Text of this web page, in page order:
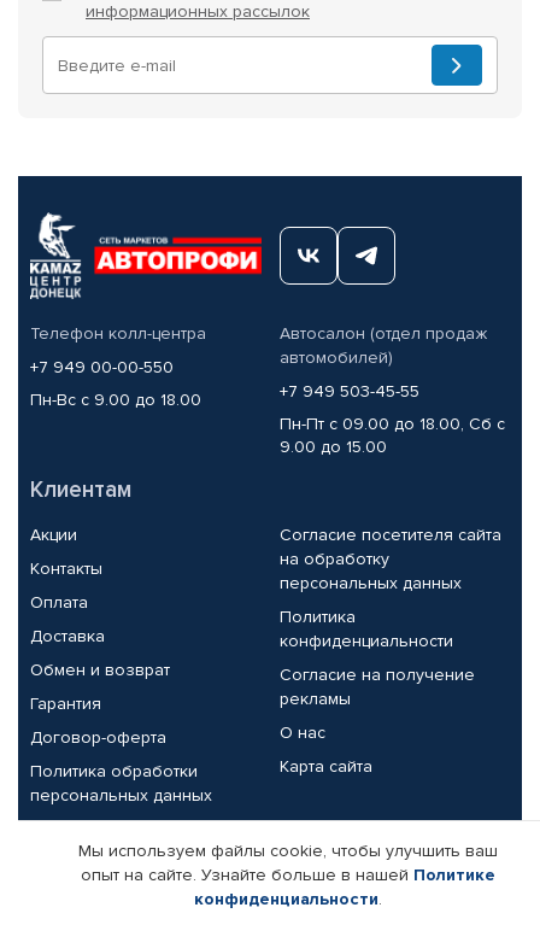
информационных рассылок
Телефон колл-центра
+7 949 00-00-550
Пн-Вс с 9.00 до 18.00
Автосалон (отдел продаж
автомобилей)
+7 949 503-45-55
Пн-Пт с 09.00 до 18.00, Сб с
9.00 до 15.00
Клиентам
Акции
Контакты
Оплата
Доставка
Обмен и возврат
Гарантия
Договор-оферта
Политика обработки
персональных данных
Согласие посетителя сайта
на обработку
персональных данных
Политика
конфиденциальности
Согласие на получение
рекламы
О нас
Карта сайта
Партнерам
Корпоративным клиентам
Реквизиты компании
Мы используем файлы cookie, чтобы улучшить ваш
опыт на сайте. Узнайте больше в нашей Политике
конфиденциальности.